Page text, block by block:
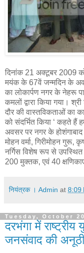
दिनांक 21 अक्टूबर 2009
मयंक के 67वें जन्मदिन के
का लोकार्पण नगर के नेहरू
कमलों द्वारा किया गया।
दौर की वास्तविकताओं का
को संदर्भित किया ‘ कहते हैं
अवसर पर नगर के
मोहन वर्मा, गिरीमोहन गुरू,
नर्गिस विशेष रूप से
200 मुक्तक, एवं 40
नियंत्रक । Admin at 8:09
Tuesday, October
दरभंगा में राष्ट्रीय
जनसंवाद की